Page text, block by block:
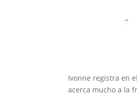
Ivonne registra en
acerca mucho a la